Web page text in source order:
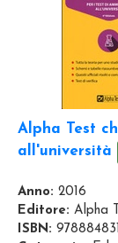
Alpha Test
all'università
Anno: 2016
Editore: Alpha
ISBN: